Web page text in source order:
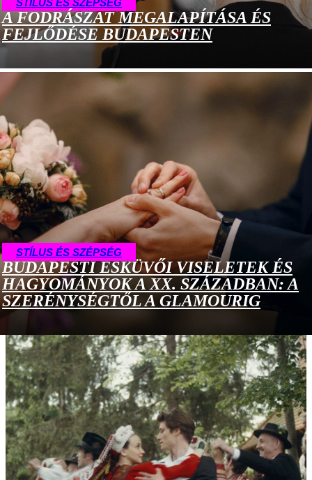
A FODRÁSZAT MEGALAPÍTÁSA ÉS
FEJLŐDÉSE BUDAPESTEN
STÍLUS ÉS SZÉPSÉG
BUDAPESTI ESKÜVŐI VISELETEK ÉS
HAGYOMÁNYOK A XX. SZÁZADBAN: A
SZERÉNYSÉGTŐL A GLAMOURIG